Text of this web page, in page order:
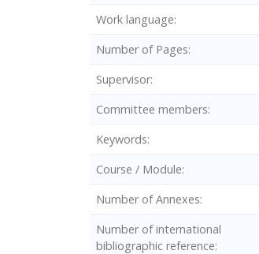
Work language
Number of Pages
Supervisor
Committee members
Keywords
Course / Module
Number of Annexes
Number of international
bibliographic reference